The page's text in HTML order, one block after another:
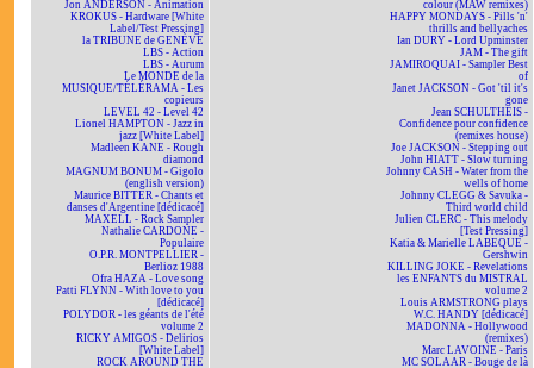
Jon ANDERSON - Animation
KROKUS - Hardware [White
Label/Test Pressing]
la TRIBUNE de GENÈVE
LBS - Action
LBS - Aurum
Le MONDE de la
MUSIQUE/TÉLÉRAMA - Les
copieurs
LEVEL 42 - Level 42
Lionel HAMPTON - Jazz in
jazz [White Label]
Madleen KANE - Rough
diamond
MAGNUM BONUM - Gigolo
(english version)
Maurice BITTER - Chants et
danses d'Argentine [dédicacé]
MAXELL - Rock Sampler
Nathalie CARDONE -
Populaire
O.P.R. MONTPELLIER -
Berlioz 1988
Ofra HAZA - Love song
Patti FLYNN - With love to you
[dédicacé]
POLYDOR - les géants de l'été
volume 2
RICKY AMIGOS - Delirios
[White Label]
ROCK AROUND THE
colour (MAW remixes)
HAPPY MONDAYS - Pills 'n'
thrills and bellyaches
Ian DURY - Lord Upminster
JAM - The gift
JAMIROQUAI - Sampler Best
of
Janet JACKSON - Got 'til it's
gone
Jean SCHULTHEIS -
Confidence pour confidence
(remixes house)
Joe JACKSON - Stepping out
John HIATT - Slow turning
Johnny CASH - Water from the
wells of home
Johnny CLEGG & Savuka -
Third world child
Julien CLERC - This melody
[Test Pressing]
Katia & Marielle LABEQUE -
Gershwin
KILLING JOKE - Revelations
les ENFANTS du MISTRAL
volume 2
Louis ARMSTRONG plays
W.C. HANDY [dédicacé]
MADONNA - Hollywood
(remixes)
Marc LAVOINE - Paris
MC SOLAAR - Bouge de là